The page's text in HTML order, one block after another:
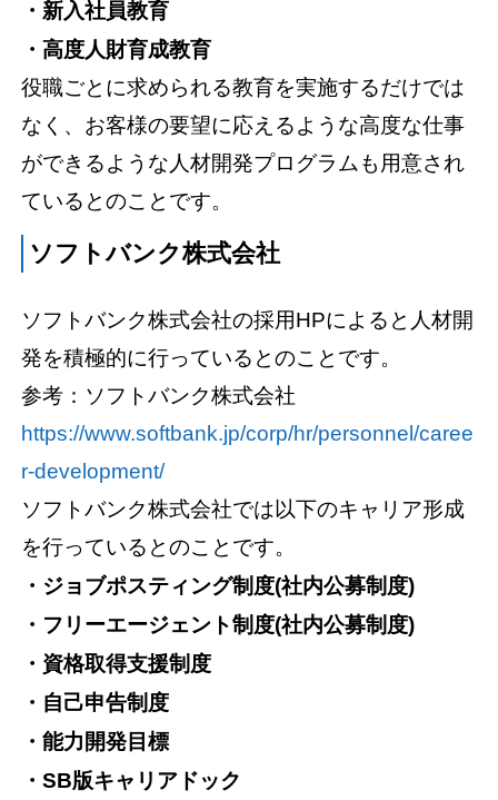
・新入社員教育
・高度人財育成教育
役職ごとに求められる教育を実施するだけでは
なく、お客様の要望に応えるような高度な仕事
ができるような人材開発プログラムも用意され
ているとのことです。
ソフトバンク株式会社
ソフトバンク株式会社の採用HPによると人材開
発を積極的に行っているとのことです。
参考：ソフトバンク株式会社
https://www.softbank.jp/corp/hr/personnel/caree
r-development/
ソフトバンク株式会社では以下のキャリア形成
を行っているとのことです。
・ジョブポスティング制度(社内公募制度)
・フリーエージェント制度(社内公募制度)
・資格取得支援制度
・自己申告制度
・能力開発目標
・SB版キャリアドック